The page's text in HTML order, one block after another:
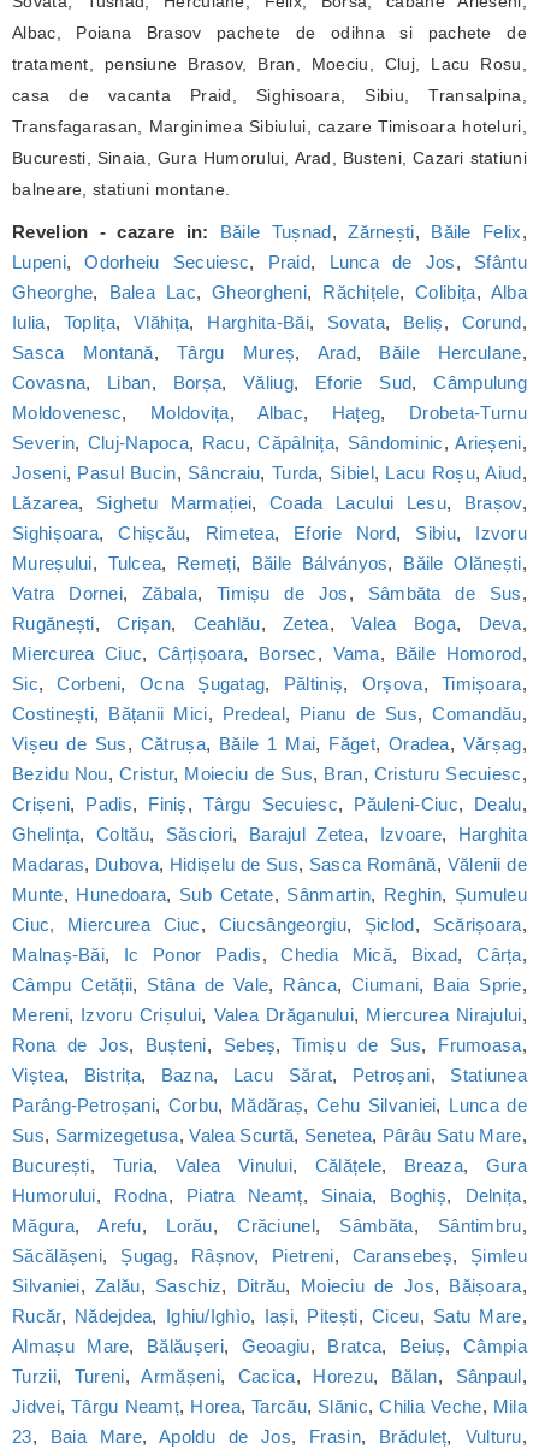
Albac, Poiana Brasov pachete de odihna si pachete de
tratament, pensiune Brasov, Bran, Moeciu, Cluj, Lacu Rosu,
casa de vacanta Praid, Sighisoara, Sibiu, Transalpina,
Transfagarasan, Marginimea Sibiului, cazare Timisoara hoteluri,
Bucuresti, Sinaia, Gura Humorului, Arad, Busteni, Cazari statiuni
balneare, statiuni montane.
Revelion - cazare in: Băile Tușnad,Zărnești, Băile Felix,
Lupeni,Odorheiu Secuiesc, Praid, Lunca de Jos, Sfântu
Gheorghe, Balea Lac,Gheorgheni, Răchițele,Colibița, Alba
Iulia, Toplița,Vlăhița, Harghita-Băi, Sovata, Beliș, Corund,
Sasca Montană,Târgu Mureș, Arad, Băile Herculane,
Covasna, Liban, Borșa,Văliug, Eforie Sud,Câmpulung
Moldovenesc, Moldovița, Albac, Hațeg, Drobeta-Turnu
Severin, Cluj-Napoca, Racu,Căpâlnița, Sândominic,Arieșeni,
Joseni, Pasul Bucin, Sâncraiu, Turda, Sibiel, Lacu Roșu,Aiud,
Lăzarea, Sighetu Marmației,Coada Lacului Lesu, Brașov,
Sighișoara,Chișcău, Rimetea, Eforie Nord, Sibiu, Izvoru
Mureșului, Tulcea, Remeți, Băile Bálványos, Băile Olănești,
Vatra Dornei,Zăbala, Timișu de Jos, Sâmbăta de Sus,
Rugănești,Crișan, Ceahlău,Zetea,Valea Boga, Deva,
Miercurea Ciuc,Cârțișoara, Borsec, Vama, Băile Homorod,
Sic,Corbeni, Ocna Șugatag, Păltiniș, Orșova, Timișoara,
Costinești, Bățanii Mici, Predeal, Pianu de Sus,Comandău,
Vișeu de Sus, Cătrușa, Băile 1 Mai, Făget, Oradea, Vărșag,
Bezidu Nou,Cristur, Moieciu de Sus, Bran, Cristuru Secuiesc,
Crișeni, Padis, Finiș,Târgu Secuiesc, Păuleni-Ciuc, Dealu,
Ghelința,Coltău, Săsciori, Barajul Zetea, Izvoare, Harghita
Madaras, Dubova, Hidișelu de Sus, Sasca Română, Vălenii de
Munte, Hunedoara, Sub Cetate, Sânmartin, Reghin, Șumuleu
Ciuc, Miercurea Ciuc, Ciucsângeorgiu, Șiclod, Scărișoara,
Malnaș-Băi, Ic Ponor Padis,Chedia Mică, Bixad,Cârța,
Câmpu Cetății, Stâna de Vale, Rânca,Ciumani, Baia Sprie,
Mereni, Izvoru Crișului, Valea Drăganului, Miercurea Nirajului,
Rona de Jos, Bușteni, Sebeș, Timișu de Sus, Frumoasa,
Viștea, Bistrița, Bazna, Lacu Sărat, Petroșani, Statiunea
Parâng-Petroșani, Corbu, Mădăraș, Cehu Silvaniei, Lunca de
Sus, Sarmizegetusa,Valea Scurtă, Senetea, Pârâu Satu Mare,
București, Turia, Valea Vinului, Călățele, Breaza, Gura
Humorului, Rodna, Piatra Neamț, Sinaia, Boghiș, Delnița,
Măgura,Arefu, Lorău,Crăciunel, Sâmbăta, Sântimbru,
Săcălășeni, Șugag, Râșnov, Pietreni, Caransebeș, Șimleu
Silvaniei,Zalău, Saschiz, Ditrău, Moieciu de Jos, Băișoara,
Rucăr, Nădejdea, Ighiu/Ighìo, Iași, Pitești,Ciceu, Satu Mare,
Almașu Mare, Bălăușeri, Geoagiu, Bratca, Beiuș,Câmpia
Turzii, Tureni,Armășeni, Cacica, Horezu, Bălan, Sânpaul,
Jidvei,Târgu Neamț, Horea,Tarcău, Slănic,Chilia Veche, Mila
23, Baia Mare,Apoldu de Jos, Frasin, Brăduleț, Vulturu,